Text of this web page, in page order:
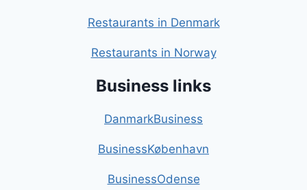
Restaurants in Denmark
Restaurants in Norway
Business links
DanmarkBusiness
BusinessKøbenhavn
BusinessOdense